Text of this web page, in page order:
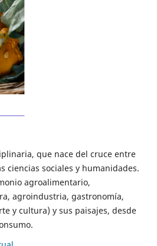
que nace del cruce entre
ciencias sociales y humanidades.
agroalimentario,
agroindustria, gastronomía,
y cultura) y sus paisajes, desde